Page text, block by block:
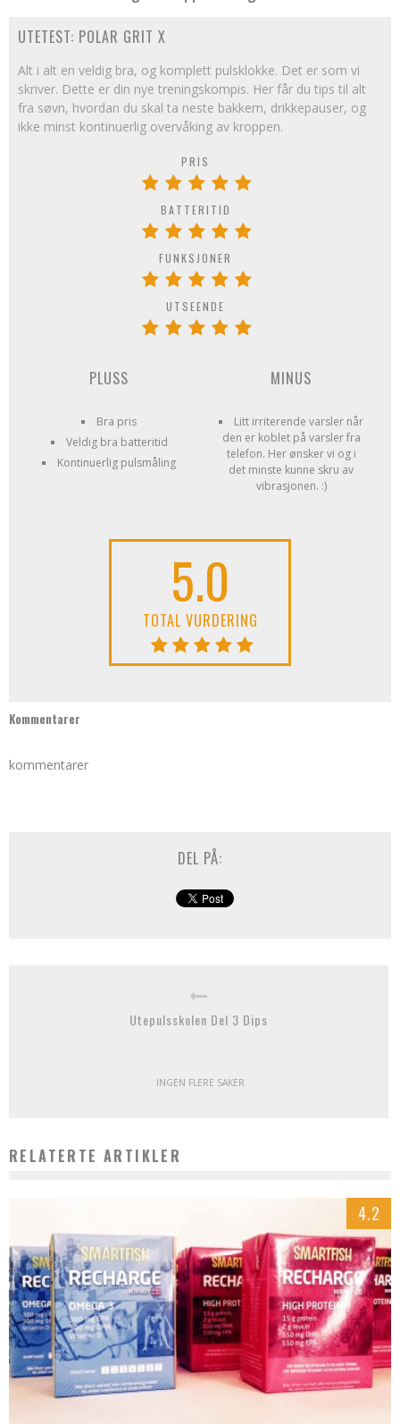
UTETEST: POLAR GRIT X
Alt i alt en veldig bra, og komplett pulsklokke. Det er som vi
skriver. Dette er din nye treningskompis. Her får du tips til alt
fra søvn, hvordan du skal ta neste bakkem, drikkepauser, og
ikke minst kontinuerlig overvåking av kroppen.
PRIS
BATTERITID
FUNKSJONER
UTSEENDE
PLUSS
Bra pris
Veldig bra batteritid
Kontinuerlig pulsmåling
MINUS
Litt irriterende varsler når
den er koblet på varsler fra
telefon. Her ønsker vi og i
det minste kunne skru av
vibrasjonen. :)
5.0
TOTAL VURDERING
Kommentarer
kommentarer
DEL PÅ:
Utepulsskolen Del 3 Dips
INGEN FLERE SAKER
RELATERTE ARTIKLER
4.2